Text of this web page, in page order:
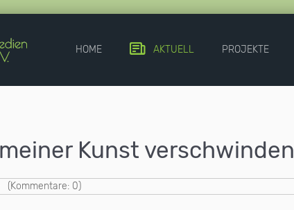
HOME AKTUELL PROJEKTE
Kunst verschwinden
(Kommentare: 0)